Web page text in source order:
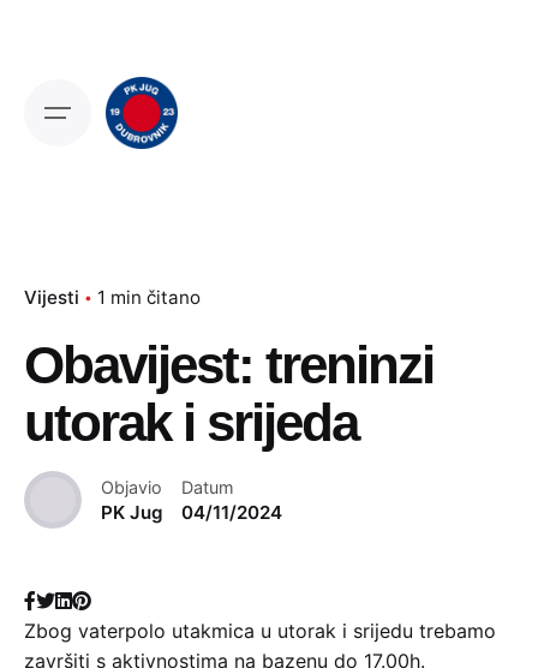
Vijesti 1 min čitano
Obavijest: treninzi
utorak i srijeda
Objavio
PK Jug
Datum
04/11/2024
Zbog vaterpolo utakmica u utorak i srijedu trebamo
završiti s aktivnostima na bazenu do 17.00h.